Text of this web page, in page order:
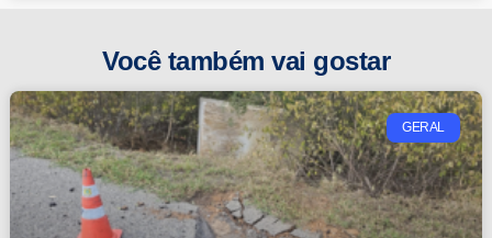
Você também vai gostar
GERAL